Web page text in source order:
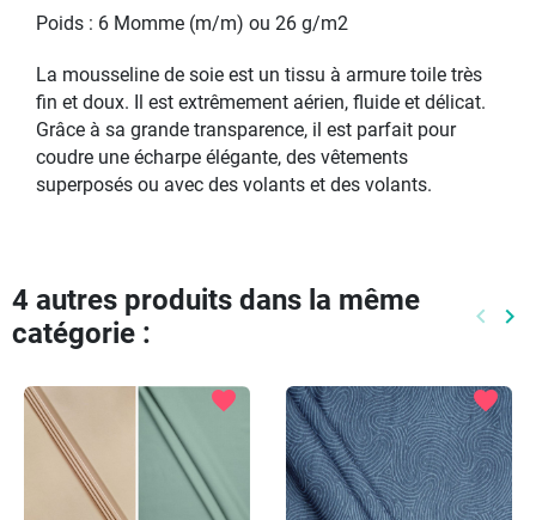
Poids : 6 Momme (m/m) ou 26 g/m2
La mousseline de soie est un tissu à armure toile très
fin et doux. Il est extrêmement aérien, fluide et délicat.
Grâce à sa grande transparence, il est parfait pour
coudre une écharpe élégante, des vêtements
superposés ou avec des volants et des volants.
4 autres produits dans la même
catégorie :
keyboard_arrow_left keyboard_arrow_right
favorite favorite